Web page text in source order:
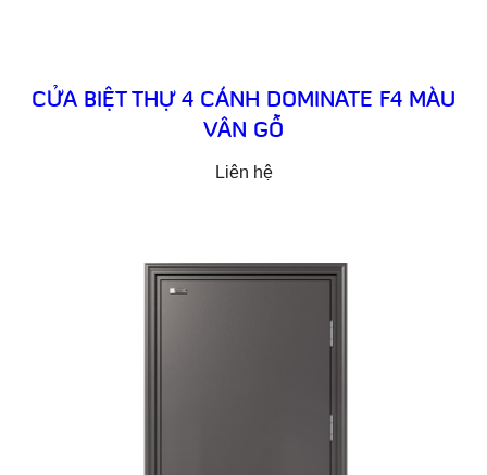
CỬA BIỆT THỰ 4 CÁNH DOMINATE F4 MÀU
VÂN GỖ
Liên hệ